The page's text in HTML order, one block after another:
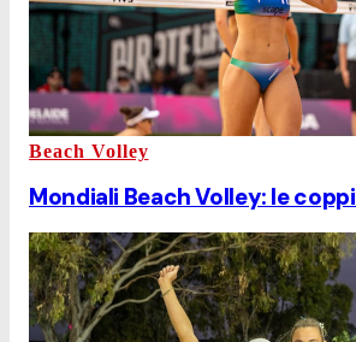
Beach Volley
Mondiali Beach Volley: le